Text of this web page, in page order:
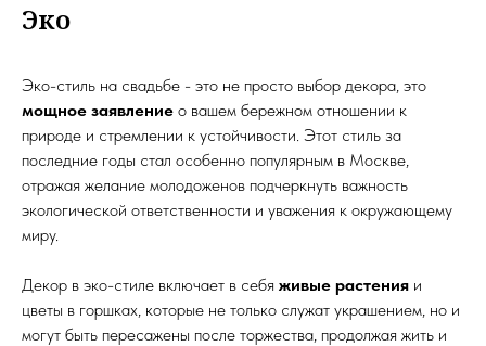
Эко
Эко-стиль на свадьбе - это не просто выбор декора, это
мощное заявление о вашем бережном отношении к
природе и стремлении к устойчивости. Этот стиль за
последние годы стал особенно популярным в Москве,
отражая желание молодоженов подчеркнуть важность
экологической ответственности и уважения к окружающему
миру.
Декор в эко-стиле включает в себя живые растения и
цветы в горшках, которые не только служат украшением, но и
могут быть пересажены после торжества, продолжая жить и